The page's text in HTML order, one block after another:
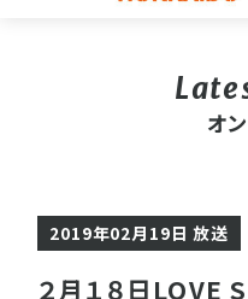
オ
2019年02月19日 放送
２月１８日LOVE